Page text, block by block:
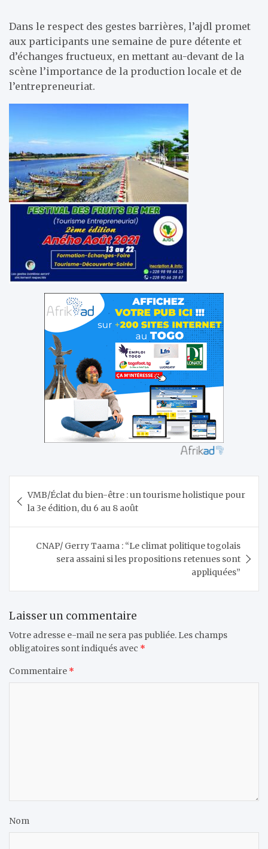
Dans le respect des gestes barrières, l’ajdl promet
aux participants une semaine de pure détente et
d’échanges fructueux, en mettant au-devant de la
scène l’importance de la production locale et de
l’entrepreneuriat.
Navigation
de
l’article
VMB/Éclat du bien-être : un tourisme holistique pour
la 3e édition, du 6 au 8 août
CNAP/ Gerry Taama : “Le climat politique togolais
sera assaini si les propositions retenues sont
appliquées”
Laisser un commentaire
Votre adresse e-mail ne sera pas publiée. Les champs
obligatoires sont indiqués avec *
Commentaire *
Nom